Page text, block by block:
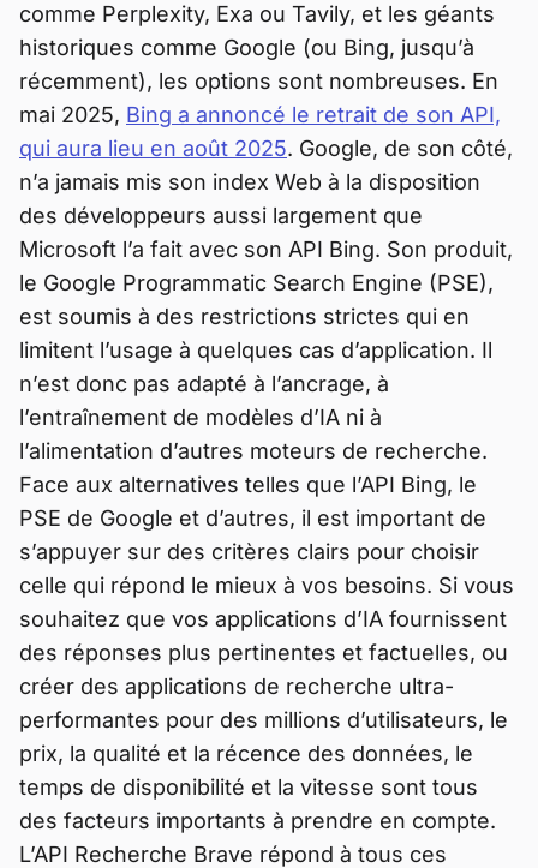
comme Perplexity, Exa ou Tavily, et les géants
historiques comme Google (ou Bing, jusqu’à
récemment), les options sont nombreuses. En
mai 2025, Bing a annoncé le retrait de son API,
qui aura lieu en août 2025. Google, de son côté,
n’a jamais mis son index Web à la disposition
des développeurs aussi largement que
Microsoft l’a fait avec son API Bing. Son produit,
le Google Programmatic Search Engine (PSE),
est soumis à des restrictions strictes qui en
limitent l’usage à quelques cas d’application. Il
n’est donc pas adapté à l’ancrage, à
l’entraînement de modèles d’IA ni à
l’alimentation d’autres moteurs de recherche.
Face aux alternatives telles que l’API Bing, le
PSE de Google et d’autres, il est important de
s’appuyer sur des critères clairs pour choisir
celle qui répond le mieux à vos besoins. Si vous
souhaitez que vos applications d’IA fournissent
des réponses plus pertinentes et factuelles, ou
créer des applications de recherche ultra-
performantes pour des millions d’utilisateurs, le
prix, la qualité et la récence des données, le
temps de disponibilité et la vitesse sont tous
des facteurs importants à prendre en compte.
L’API Recherche Brave répond à tous ces